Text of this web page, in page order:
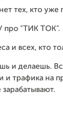
тех, кто уже
про "ТИК ТОК".
и всех, кто
и делаешь.
и трафика на